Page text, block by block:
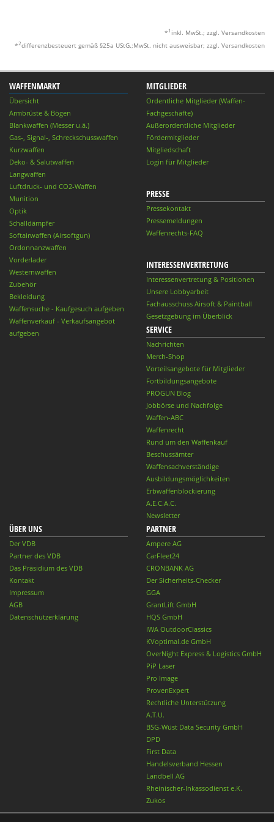
* 1 inkl. MwSt.; zzgl. Versandkosten
*2differenzbesteuert gemäß §25a UStG.;MwSt. nicht ausweisbar; zzgl. Versandkosten
WAFFENMARKT
Übersicht
Armbrüste & Bögen
Blankwaffen (Messer u.ä.)
Gas-, Signal-, Schreckschusswaffen
Kurzwaffen
Deko- & Salutwaffen
Langwaffen
Luftdruck- und CO2-Waffen
Munition
Optik
Schalldämpfer
Softairwaffen (Airsoftgun)
Ordonnanzwaffen
Vorderlader
Westernwaffen
Zubehör
Bekleidung
Waffensuche - Kaufgesuch aufgeben
Waffenverkauf - Verkaufsangebot
aufgeben
MITGLIEDER
Ordentliche Mitglieder (Waffen-
Fachgeschäfte)
Außerordentliche Mitglieder
Fördermitglieder
Mitgliedschaft
Login für Mitglieder
PRESSE
Pressekontakt
Pressemeldungen
Waffenrechts-FAQ
INTERESSENVERTRETUNG
Interessenvertretung & Positionen
Unsere Lobbyarbeit
Fachausschuss Airsoft & Paintball
Gesetzgebung im Überblick
SERVICE
Nachrichten
Merch-Shop
Vorteilsangebote für Mitglieder
Fortbildungsangebote
PROGUN Blog
Jobbörse und Nachfolge
Waffen-ABC
Waffenrecht
Rund um den Waffenkauf
Beschussämter
Waffensachverständige
Ausbildungsmöglichkeiten
Erbwaffenblockierung
A.E.C.A.C.
Newsletter
ÜBER UNS
Der VDB
Partner des VDB
Das Präsidium des VDB
Kontakt
Impressum
AGB
Datenschutzerklärung
PARTNER
Ampere AG
CarFleet24
CRONBANK AG
Der Sicherheits-Checker
GGA
GrantLift GmbH
HQS GmbH
IWA OutdoorClassics
KVoptimal.de GmbH
OverNight Express & Logistics GmbH
PiP Laser
Pro Image
ProvenExpert
Rechtliche Unterstützung
A.T.U.
BSG-Wüst Data Security GmbH
DPD
First Data
Handelsverband Hessen
Landbell AG
Rheinischer-Inkassodienst e.K.
Zukos